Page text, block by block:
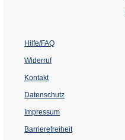
Hilfe/FAQ
Widerruf
Kontakt
Datenschutz
Impressum
Barrierefreiheit